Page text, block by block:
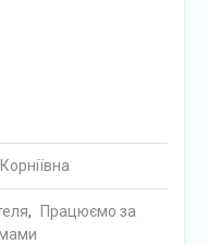
,
Працюємо за